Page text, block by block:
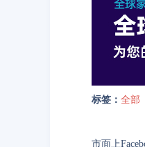
标签： 全部
市面上